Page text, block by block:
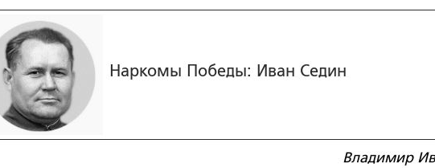
Наркомы Победы: Иван Седин
Владимир